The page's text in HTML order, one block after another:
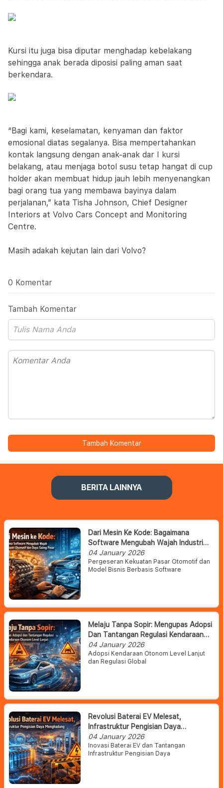
Kursi itu juga bisa diputar menghadap kebelakang
sehingga anak berada diposisi paling aman saat
berkendara.
“Bagi kami, keselamatan, kenyaman dan faktor
emosional diatas segalanya. Bisa mempertahankan
kontak langsung dengan anak-anak dar I kursi
belakang, atau menjaga botol susu tetap hangat di cup
holder akan membuat hidup jauh lebih menyenangkan
bagi orang tua yang membawa bayinya dalam
perjalanan,” kata Tisha Johnson, Chief Designer
Interiors at Volvo Cars Concept and Monitoring
Centre.
Masih adakah kejutan lain dari Volvo?
0 Komentar
Tambah Komentar
Tambah Komentar
BERITA LAINNYA
Dari Mesin Ke Kode: Bagaimana
Software Mengubah Wajah Industri
Otomotif Dan Daya Saing Pasar
04 January 2026
Pergeseran Kekuatan Pasar Otomotif dan
Model Bisnis Berbasis Software
Melaju Tanpa Sopir: Mengupas Adopsi
Dan Tantangan Regulasi Kendaraan
Otonom Level Lanjut
04 January 2026
Adopsi Kendaraan Otonom Level Lanjut
dan Regulasi Global
Revolusi Baterai EV Melesat,
Infrastruktur Pengisian Daya
Menghadang
04 January 2026
Inovasi Baterai EV dan Tantangan
Infrastruktur Pengisian Daya